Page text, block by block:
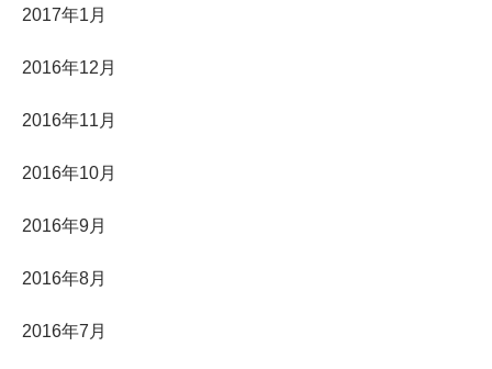
2017年1月
2016年12月
2016年11月
2016年10月
2016年9月
2016年8月
2016年7月